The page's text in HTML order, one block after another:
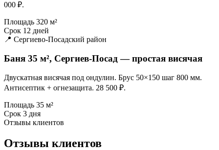
000 ₽.
Площадь 320 м²
Срок 12 дней
📍 Сергиево-Посадский район
Баня 35 м², Сергиев-Посад — простая висячая
Двускатная висячая под ондулин. Брус 50×150 шаг 800 мм.
Антисептик + огнезащита. 28 500 ₽.
Площадь 35 м²
Срок 3 дня
Отзывы клиентов
Отзывы клиентов